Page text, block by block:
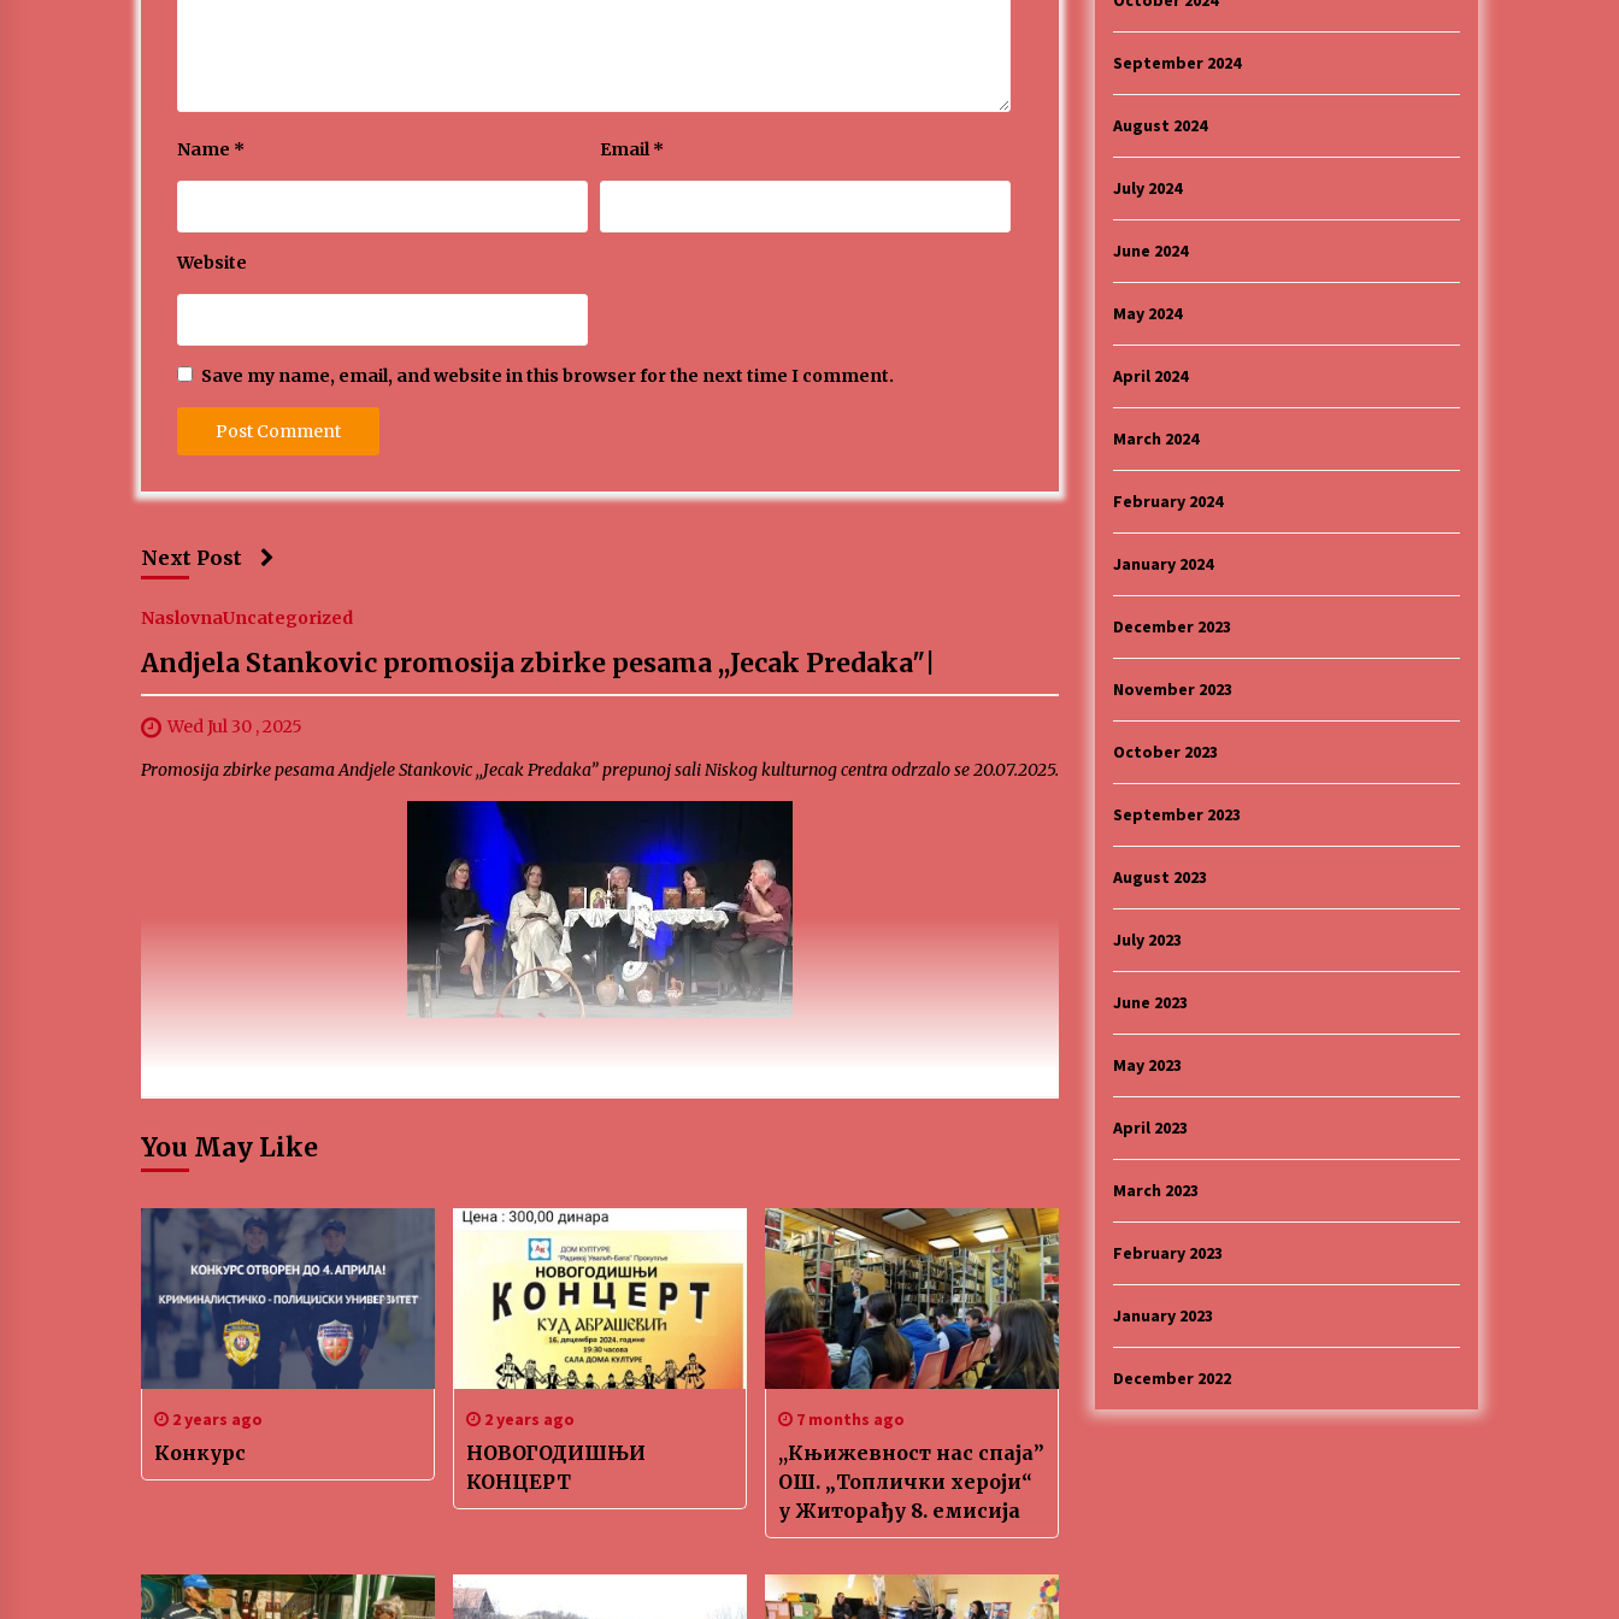
Name * Email*
Website
Save my name, email, and website in this browser for the next time I comment.
Next Post
NaslovnaUncategorized
Andjela Stankovic promosija zbirke pesama ,,Jecak Predaka"|
Wed Jul 30 , 2025
Promosija zbirke pesama Andjele Stankovic ,,Jecak Predaka” prepunoj sali Niskog kulturnog centra odrzalo se 20.07.2025.
You May Like
2 years ago
Конкурс
2 years ago
НОВОГОДИШЊИ
КОНЦЕРТ
7 months ago
,,Књижевност нас спаја”
ОШ. „Топлички хероји“
у Житорађу 8. емисија
September 2024
August 2024
July 2024
June 2024
May 2024
April 2024
March 2024
February 2024
January 2024
December 2023
November 2023
October 2023
September 2023
August 2023
July 2023
June 2023
May 2023
April 2023
March 2023
February 2023
January 2023
December 2022